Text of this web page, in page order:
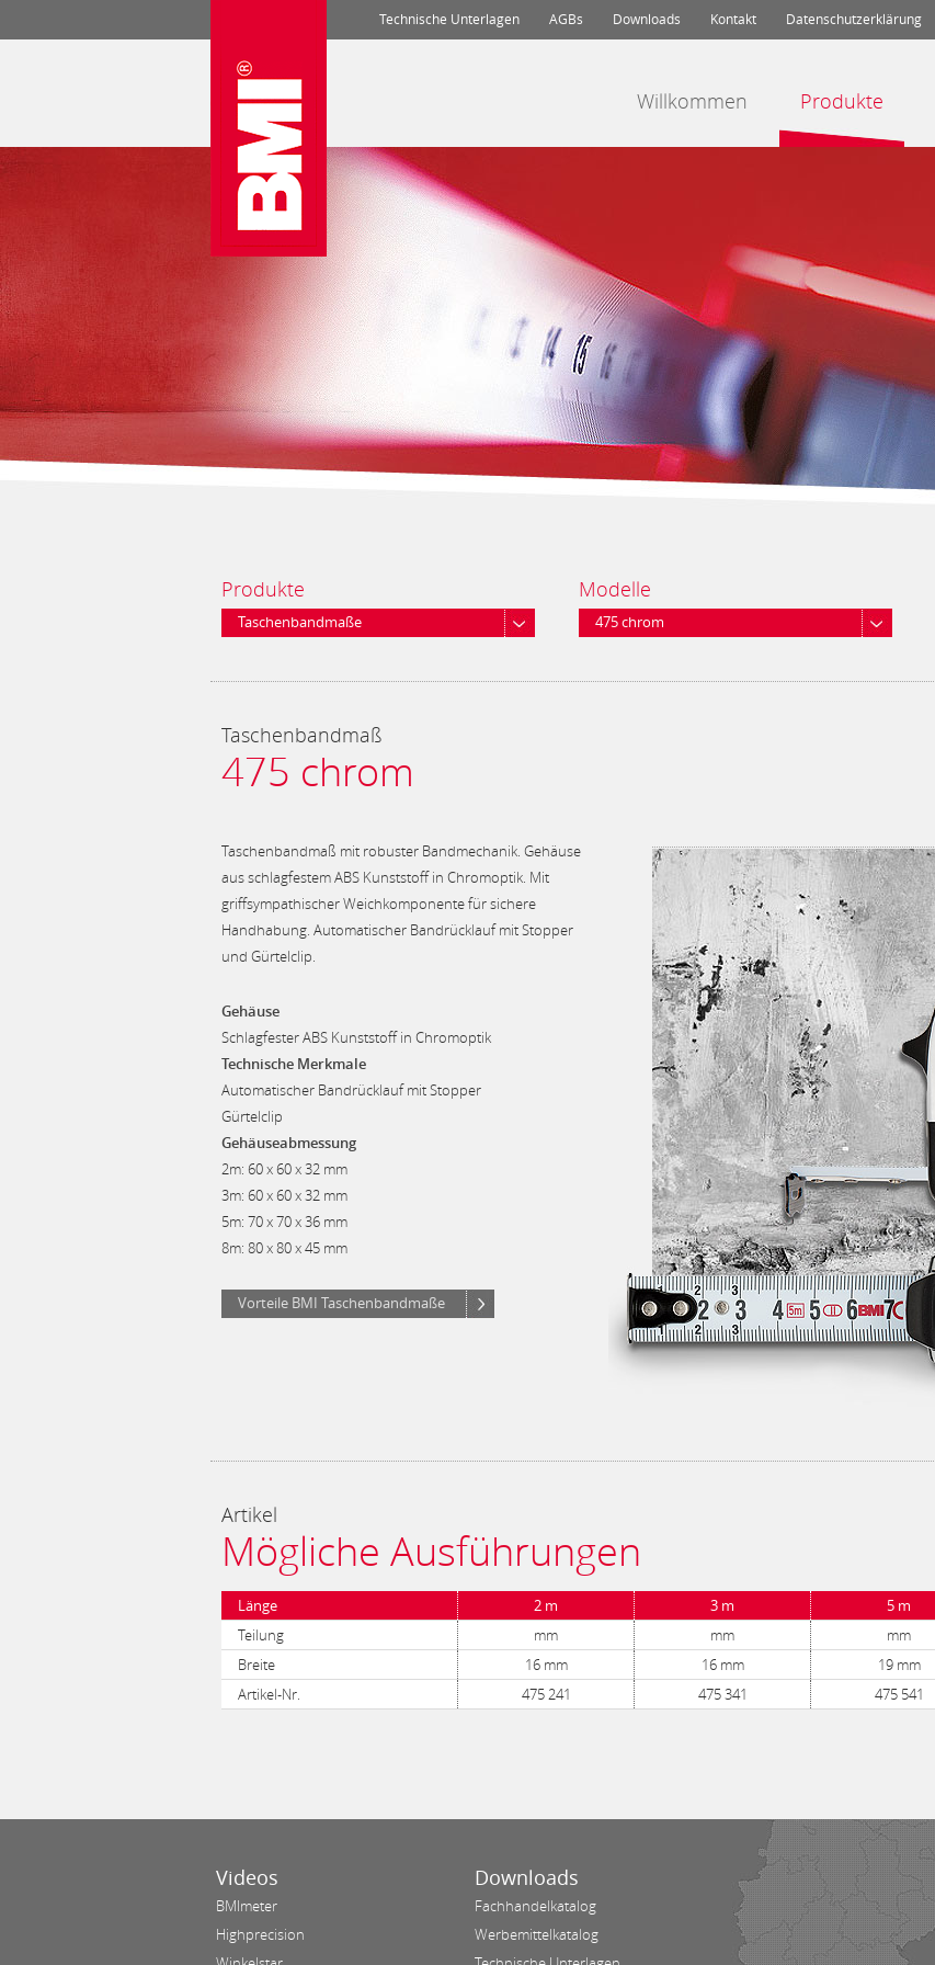
Technische Unterlagen AGBs Downloads Kontakt Datenschutzerklärung
Willkommen Produkte
Produkte
Taschenbandmaße
Modelle
475 chrom
Taschenbandmaß
475 chrom
Taschenbandmaß mit robuster Bandmechanik. Gehäuse
aus schlagfestem ABS Kunststoff in Chromoptik. Mit
griffsympathischer Weichkomponente für sichere
Handhabung. Automatischer Bandrücklauf mit Stopper
und Gürtelclip.
Gehäuse
Schlagfester ABS Kunststoff in Chromoptik
Technische Merkmale
Automatischer Bandrücklauf mit Stopper
Gürtelclip
Gehäuseabmessung
2m: 60 x 60 x 32 mm
3m: 60 x 60 x 32 mm
5m: 70 x 70 x 36 mm
8m: 80 x 80 x 45 mm
Vorteile BMI Taschenbandmaße
Artikel
Mögliche Ausführungen
Länge 2 m 3 m 5 m
Teilung
mm mm mm
Breite
16 mm 16 mm 19 mm
Artikel-Nr.
475 241 475 341 475 541
Videos
BMImeter
Highprecision
Downloads
Fachhandelkatalog
Werbemittelkatalog